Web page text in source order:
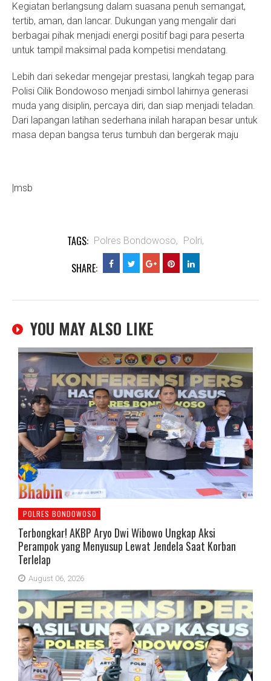
Kegiatan berlangsung dalam suasana penuh semangat,
tertib, aman, dan lancar. Dukungan yang mengalir dari
berbagai pihak menjadi energi positif bagi para peserta
untuk tampil maksimal pada kompetisi mendatang.
Lebih dari sekedar mengejar prestasi, langkah tegap para
Polisi Cilik Bondowoso menjadi simbol lahirnya generasi
muda yang disiplin, percaya diri, dan siap menjadi teladan.
Dari lapangan latihan sederhana inilah harapan besar untuk
masa depan bangsa terus tumbuh dan bergerak maju
|msb
TAGS: Polres Bondowoso, Polri,
SHARE:
YOU MAY ALSO LIKE
POLRES BONDOWOSO
Terbongkar! AKBP Aryo Dwi Wibowo Ungkap Aksi
Perampok yang Menyusup Lewat Jendela Saat Korban
Terlelap
August 06, 2026